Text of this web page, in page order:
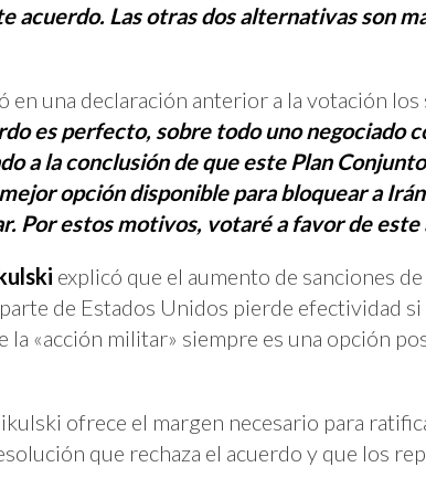
acuerdo. Las otras dos alternativas son
en una declaración anterior a la votación
es perfecto, sobre todo uno negociado
a la conclusión de que este Plan
opción disponible para bloquear a
Por estos motivos, votaré a favor de este
explicó que el aumento de sanciones
de Estados Unidos pierde efectividad
la «acción militar» siempre es una opción
ofrece el margen necesario para
que rechaza el acuerdo y que los